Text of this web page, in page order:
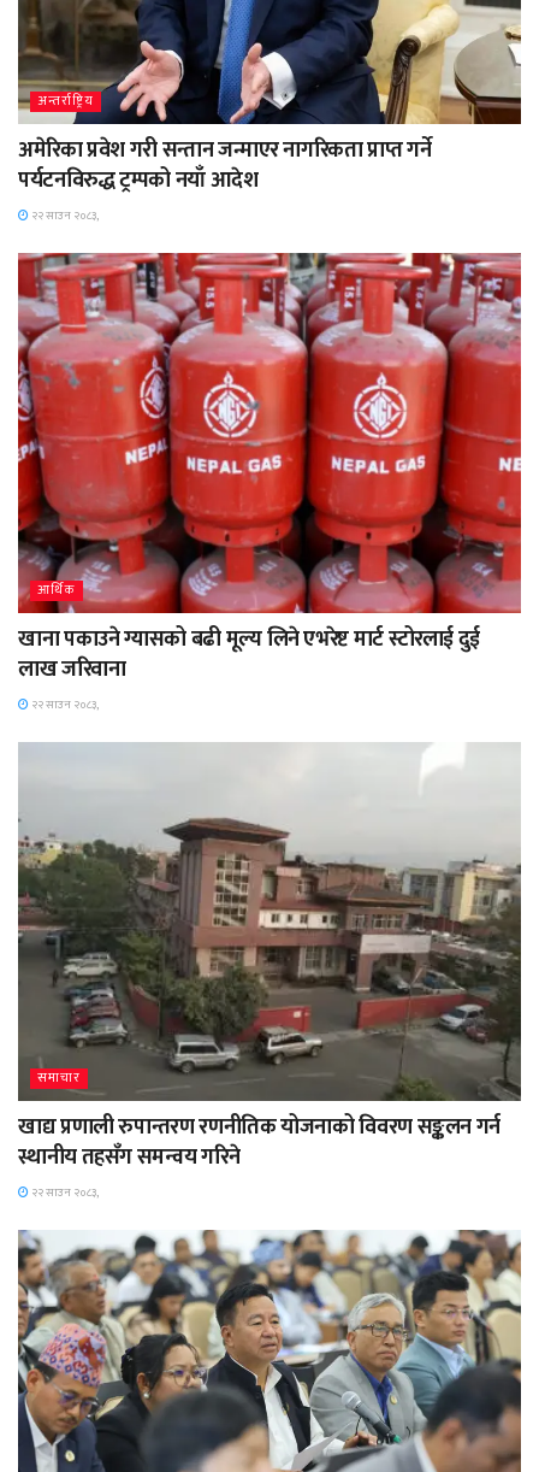
अन्तर्राष्ट्रिय
अमेरिका प्रवेश गरी सन्तान जन्माएर नागरिकता प्राप्त गर्ने
पर्यटनविरुद्ध ट्रम्पको नयाँ आदेश
२२ साउन २०८३,
आर्थिक
खाना पकाउने ग्यासको बढी मूल्य लिने एभरेष्ट मार्ट स्टोरलाई दुई
लाख जरिवाना
२२ साउन २०८३,
समाचार
खाद्य प्रणाली रुपान्तरण रणनीतिक योजनाको विवरण सङ्कलन गर्न
स्थानीय तहसँग समन्वय गरिने
२२ साउन २०८३,